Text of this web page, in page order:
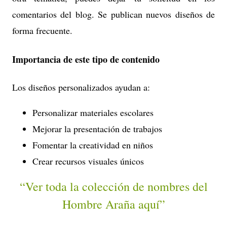
comentarios del blog. Se publican nuevos diseños de
forma frecuente.
Importancia de este tipo de contenido
Los diseños personalizados ayudan a:
Personalizar materiales escolares
Mejorar la presentación de trabajos
Fomentar la creatividad en niños
Crear recursos visuales únicos
“Ver toda la colección de nombres del
Hombre Araña aquí”